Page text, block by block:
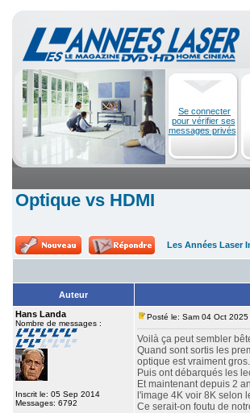
Se connecter
pour vérifier ses
messages privés
Optique vs HDMI
Les Années Laser
Auteur
Hans Landa
Nombre de messages :
Inscrit le: 05 Sep 2014
Messages: 6792
Posté le: Sam 04 Oct
Voilà ça peut sembler
Quand sont sortis les
optique est vraiment gros.
Puis ont débarqués les
Et maintenant depuis 2
l'image 4K voir 8K selon
Ce serait-on foutu de